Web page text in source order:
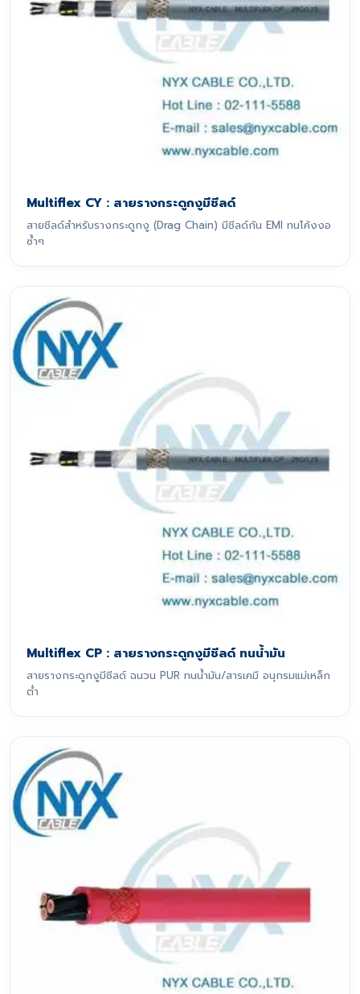
Multiflex CY : สายรางกระดูกงูมีชีลด์
สายชีลด์สำหรับรางกระดูกงู (Drag Chain) มีชีลด์กัน EMI ทนโค้งงอ
ซ้ำๆ
Multiflex CP : สายรางกระดูกงูมีชีลด์ ทนน้ำมัน
สายรางกระดูกงูมีชีลด์ ฉนวน PUR ทนน้ำมัน/สารเคมี อนุกรมแม่เหล็ก
ต่ำ